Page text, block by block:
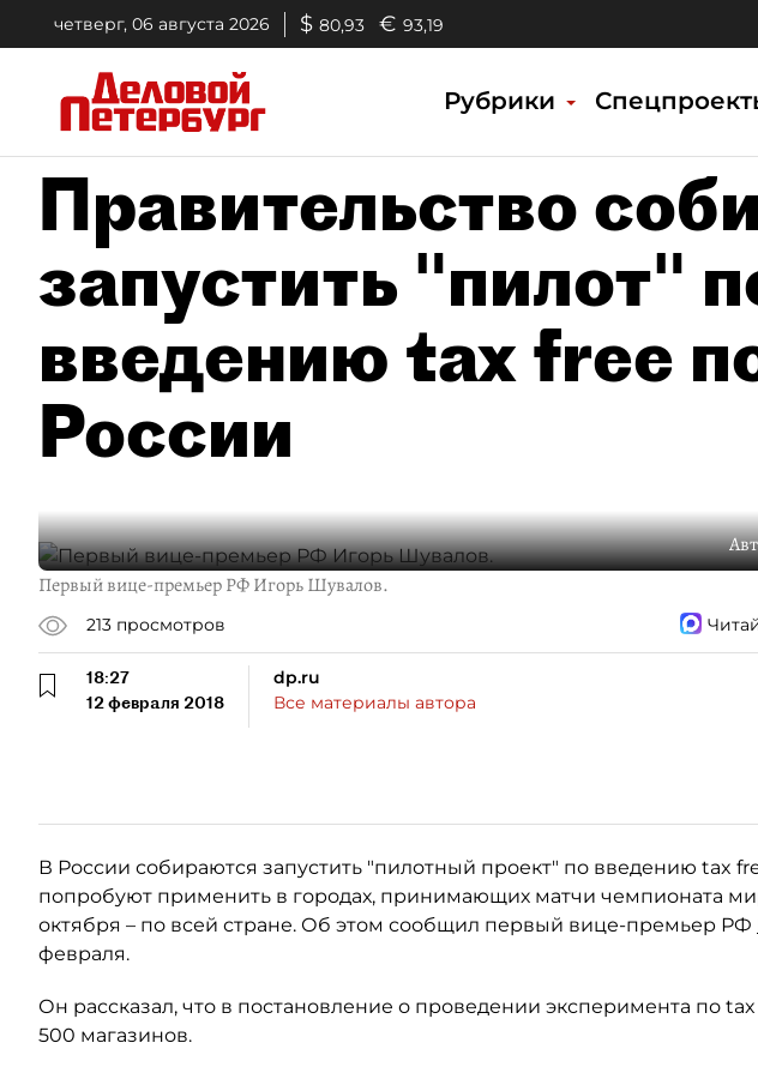
четверг, 06 августа 2026 $ 80,93 € 93,19
Рубрики
Правительство
запустить "пилот"
введению tax free
России
Первый вице-премьер РФ Игорь Шувалов.
213 просмотров
18:27
12 февраля 2018
dp.ru
Все материалы автора
В России собираются запустить "пилотный проект" по введению tax
попробуют применить в городах, принимающих матчи чемпионата
октября – по всей стране. Об этом сообщил первый вице-премьер РФ
февраля.
Он рассказал, что в постановление о проведении эксперимента по
500 магазинов.